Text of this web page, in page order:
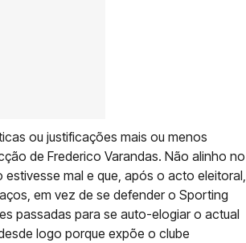
ou justificações mais ou menos
de Frederico Varandas. Não alinho no
mal e que, após o acto eleitoral,
em vez de se defender o Sporting
passadas para se auto-elogiar o actual
logo porque expõe o clube